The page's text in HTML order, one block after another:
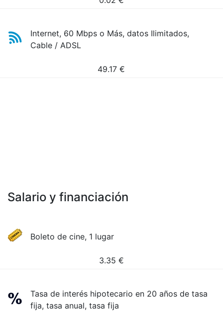
Internet, 60 Mbps o Más, datos Ilimitados,
Cable / ADSL
49.17 €
Salario y financiación
Boleto de cine, 1 lugar
3.35 €
Tasa de interés hipotecario en 20 años de tasa
fija, tasa anual, tasa fija